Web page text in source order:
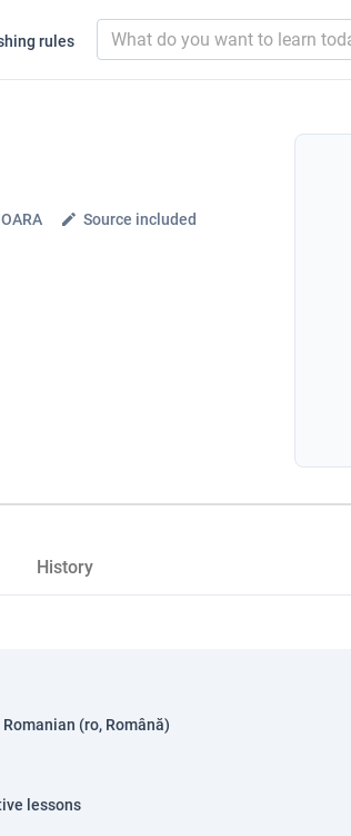
rules
Source included
History
Romanian (ro, Română)
lessons